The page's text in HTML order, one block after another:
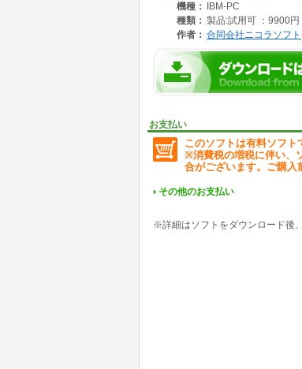
●『有料版』のライセンスキーの
新版に対しても追加費用無しでご
●本製品で印刷出力可能な書類は以
【法人税別表】
七(一)、別表十五、別表十六(一)、
【勘定科目内訳明細書】
預貯金等、売掛金(未収入金)、仮
仮受金(前受金・預り金)、借入金
消費税申告書(一般用)、 消費税申
機種：
IBM-PC
種類： 製品:試用可 ：9900円
作者： 合同会社ニコラソフト
お支払い
このソフトは有料ソフト
※消費税の増税に伴い、
合がございます。ご購入
その他のお支払い
※詳細はソフトをダウンロード後